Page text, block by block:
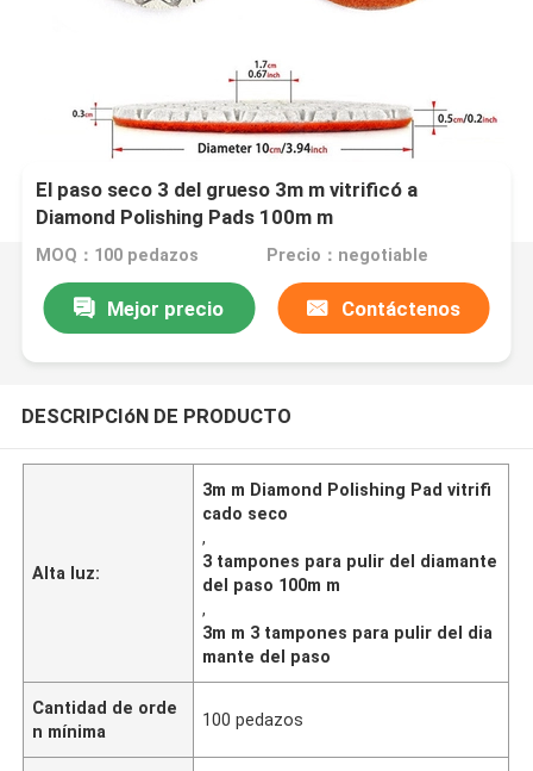
El paso seco 3 del grueso 3m m vitrificó a
Diamond Polishing Pads 100m m
MOQ：100 pedazos Precio：negotiable
Mejor precio Contáctenos
DESCRIPCIóN DE PRODUCTO
Alta luz:
3m m Diamond Polishing Pad vitrifi
cado seco
,
3 tampones para pulir del diamante
del paso 100m m
,
3m m 3 tampones para pulir del dia
mante del paso
Cantidad de orde
n mínima
100 pedazos